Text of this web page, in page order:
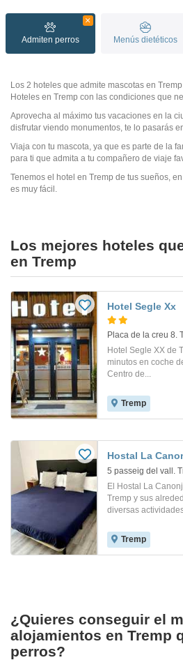
Admiten perros Menús dietéticos
Los 2 hoteles que admite mascotas en
Hoteles en Tremp con las condiciones que
Aprovecha al máximo tus vacaciones en la
disfrutar viendo monumentos, te lo pasarás
Viaja con tu mascota, ya que es parte de la
para ti que admita a tu compañero de viaje
Tenemos el hotel en Tremp de tus sueños,
es muy fácil.
Los mejores hoteles
en Tremp
Hotel Segle Xx
Placa de la creu 8.
Hotel Segle XX de
minutos en coche
Centro de...
Tremp
Hostal La
5 passeig del vall.
El Hostal La
Tremp y sus
diversas
Tremp
¿Quieres conseguir el
alojamientos en Tremp
perros?